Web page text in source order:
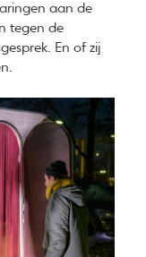
aan de
tegen de
En of zij